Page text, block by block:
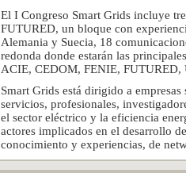
El I Congreso Smart Grids incluye
FUTURED, un bloque con
Alemania y Suecia, 18
redonda donde estarán las
ACIE, CEDOM, FENIE, FUTURED,
Smart Grids está dirigido a
servicios, profesionales,
el sector eléctrico y la eficiencia
actores implicados en el desarrollo
conocimiento y experiencias, de